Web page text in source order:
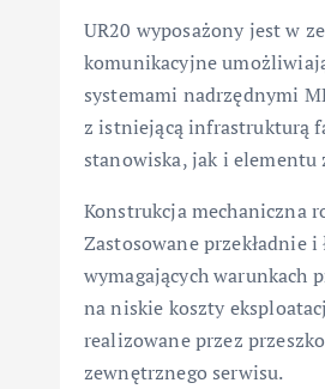
UR20 wyposażony jest w
komunikacyjne
systemami nadrzędnymi
z istniejącą infrastrukturą
stanowiska, jak i elementu
Konstrukcja mechaniczna
Zastosowane przekładnie
wymagających warunkach
na niskie koszty
realizowane przez
zewnętrznego serwisu.